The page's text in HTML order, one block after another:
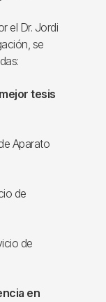
el Dr. Jordi
se
tesis
Aparato
de
de
en